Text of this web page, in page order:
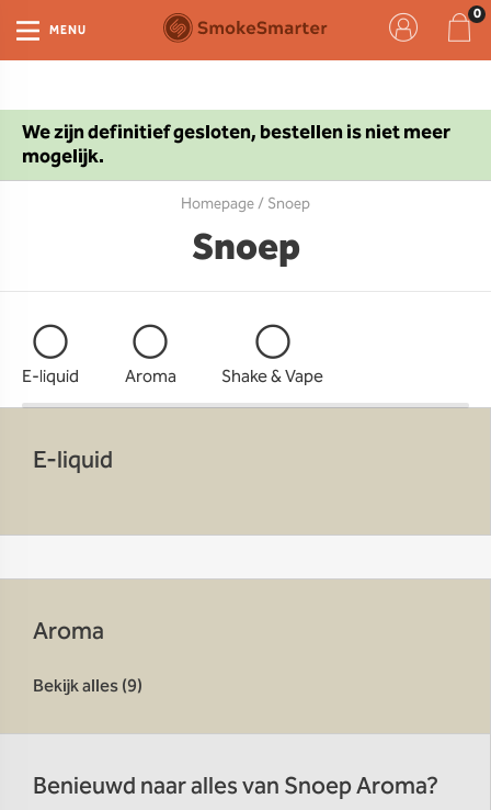
We zijn definitief gesloten, bestellen is niet meer
mogelijk.
MENU
Homepage/ Snoep
Snoep
E-liquid Aroma Shake & Vape
E-liquid
Aroma
Bekijk alles (9)
Benieuwd naar alles van Snoep Aroma?